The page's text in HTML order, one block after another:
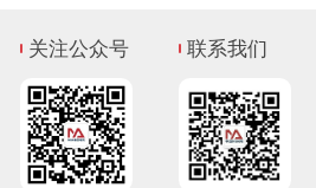
关注公众号 联系我们